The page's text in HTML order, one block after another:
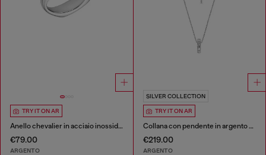
TRY IT ON AR
Anello chevalier in acciaio inossidabile
€79.00
ARGENTO
SILVER COLLECTION
TRY IT ON AR
Collana con pendente in argento sterling
€219.00
ARGENTO